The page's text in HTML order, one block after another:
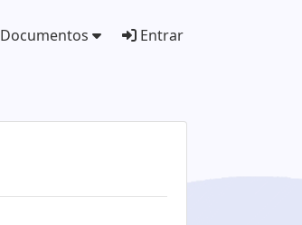
Documentos Entrar